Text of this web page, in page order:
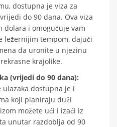
dostupna je viza za
do 90 dana. Ova viza
dolara i omogućuje vam
ležernijim tempom, dajući
da uronite u njezinu
krajolike.
(vrijedi do 90 dana):
ulazaka dostupna je i
koji planiraju duži
možete ući i izaći iz
unutar razdoblja od 90